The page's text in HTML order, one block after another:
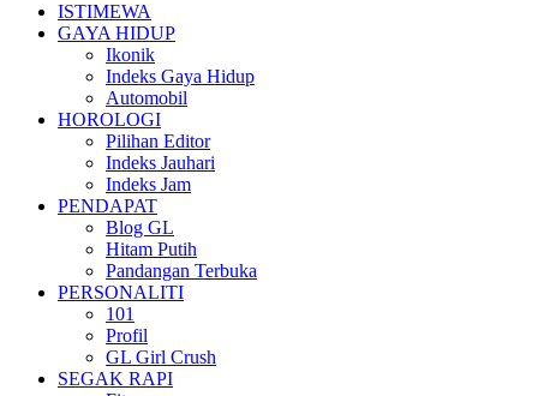
ISTIMEWA
GAYA HIDUP
Ikonik
Indeks Gaya Hidup
Automobil
HOROLOGI
Pilihan Editor
Indeks Jauhari
Indeks Jam
PENDAPAT
Blog GL
Hitam Putih
Pandangan Terbuka
PERSONALITI
101
Profil
GL Girl Crush
SEGAK RAPI